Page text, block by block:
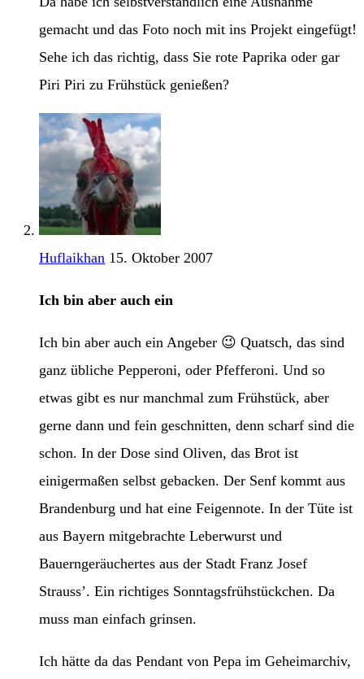
gemacht und das Foto noch mit ins Projekt eingefügt!
Sehe ich das richtig, dass Sie rote Paprika oder gar
Piri Piri zu Frühstück genießen?
Huflaikhan 15. Oktober 2007
Ich bin aber auch ein
Ich bin aber auch ein Angeber 😉 Quatsch, das sind
ganz übliche Pepperoni, oder Pfefferoni. Und so
etwas gibt es nur manchmal zum Frühstück, aber
gerne dann und fein geschnitten, denn scharf sind die
schon. In der Dose sind Oliven, das Brot ist
einigermaßen selbst gebacken. Der Senf kommt aus
Brandenburg und hat eine Feigennote. In der Tüte ist
aus Bayern mitgebrachte Leberwurst und
Bauerngeräuchertes aus der Stadt Franz Josef
Strauss’. Ein richtiges Sonntagsfrühstückchen. Da
muss man einfach grinsen.
Ich hätte da das Pendant von Pepa im Geheimarchiv,